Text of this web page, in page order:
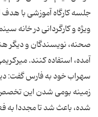
جلسه كارگاه آموزشی با هدف
ویژه و كارگردانی در خانه
صحنه، نویسندگان و دیگر
آمده، استفاده كنند.
سهراب خود به فارس گفت:
زمینه بومی شدن این تخصص
شده، باعث شد تا مجددا به